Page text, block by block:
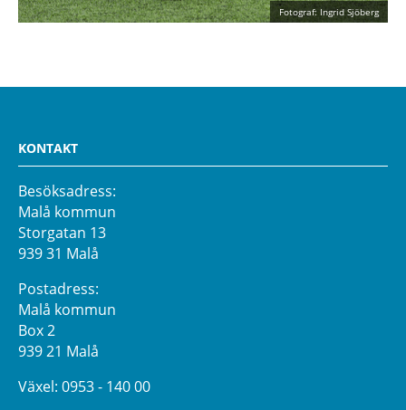
Fotograf: Ingrid Sjöberg
KONTAKT
Besöksadress:
Malå kommun
Storgatan 13
939 31 Malå
Postadress:
Malå kommun
Box 2
939 21 Malå
Växel: 0953 - 140 00